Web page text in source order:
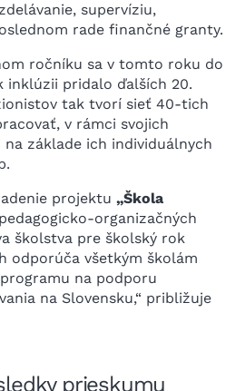
supervíziu,
rade finančné granty.
ročníku sa v tomto roku do
inklúzii pridalo ďalších 20.
tak tvorí sieť 40-tich
v rámci svojich
základe ich individuálnych
projektu „Škola
organizačných
školstva pre školský rok
odporúča všetkým školám
na podporu
na Slovensku,“ približuje
prieskumu